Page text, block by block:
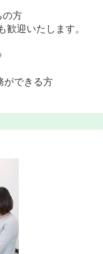
の方
迎いたします。
ができる方